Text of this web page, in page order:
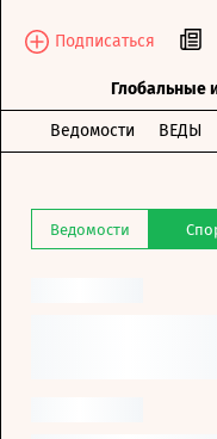
Подписаться
Глобальные
Ведомости ВЕДЫ
Ведомости